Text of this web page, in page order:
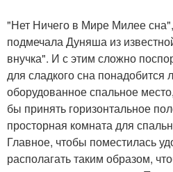
"Нет Ничего в Мире Милее
подмечала Дуняша из
внучка". И с этим сложно
для сладкого сна понадобится
оборудованное спальное
бы принять горизонтальное
просторная комната для
Главное, чтобы поместилась
располагать таким образом,